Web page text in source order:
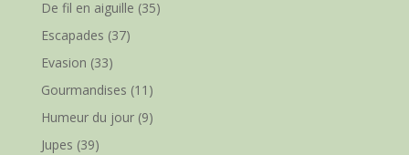
De fil en aiguille (35)
Escapades (37)
Evasion (33)
Gourmandises (11)
Humeur du jour(9)
Jupes (39)